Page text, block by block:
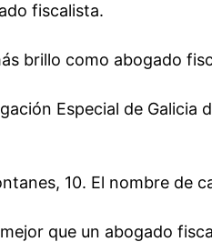
fiscalista.
brillo como abogado
Especial de Galicia
10. El nombre de
que un abogado